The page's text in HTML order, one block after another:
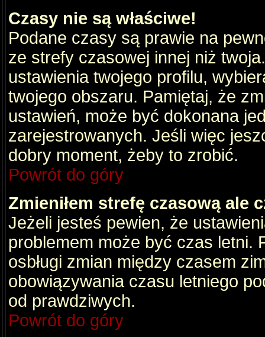
Czasy nie są właściwe!
Podane czasy są prawie na
ze strefy czasowej innej niż
ustawienia twojego profilu,
twojego obszaru. Pamiętaj, że
ustawień, może być dokonana
zarejestrowanych. Jeśli więc
dobry moment, żeby to zrobić.
Powrót do góry
Zmieniłem strefę czasową ale
Jeżeli jesteś pewien, że
problemem może być czas letni.
osbługi zmian między czasem
obowiązywania czasu letniego
od prawdziwych.
Powrót do góry